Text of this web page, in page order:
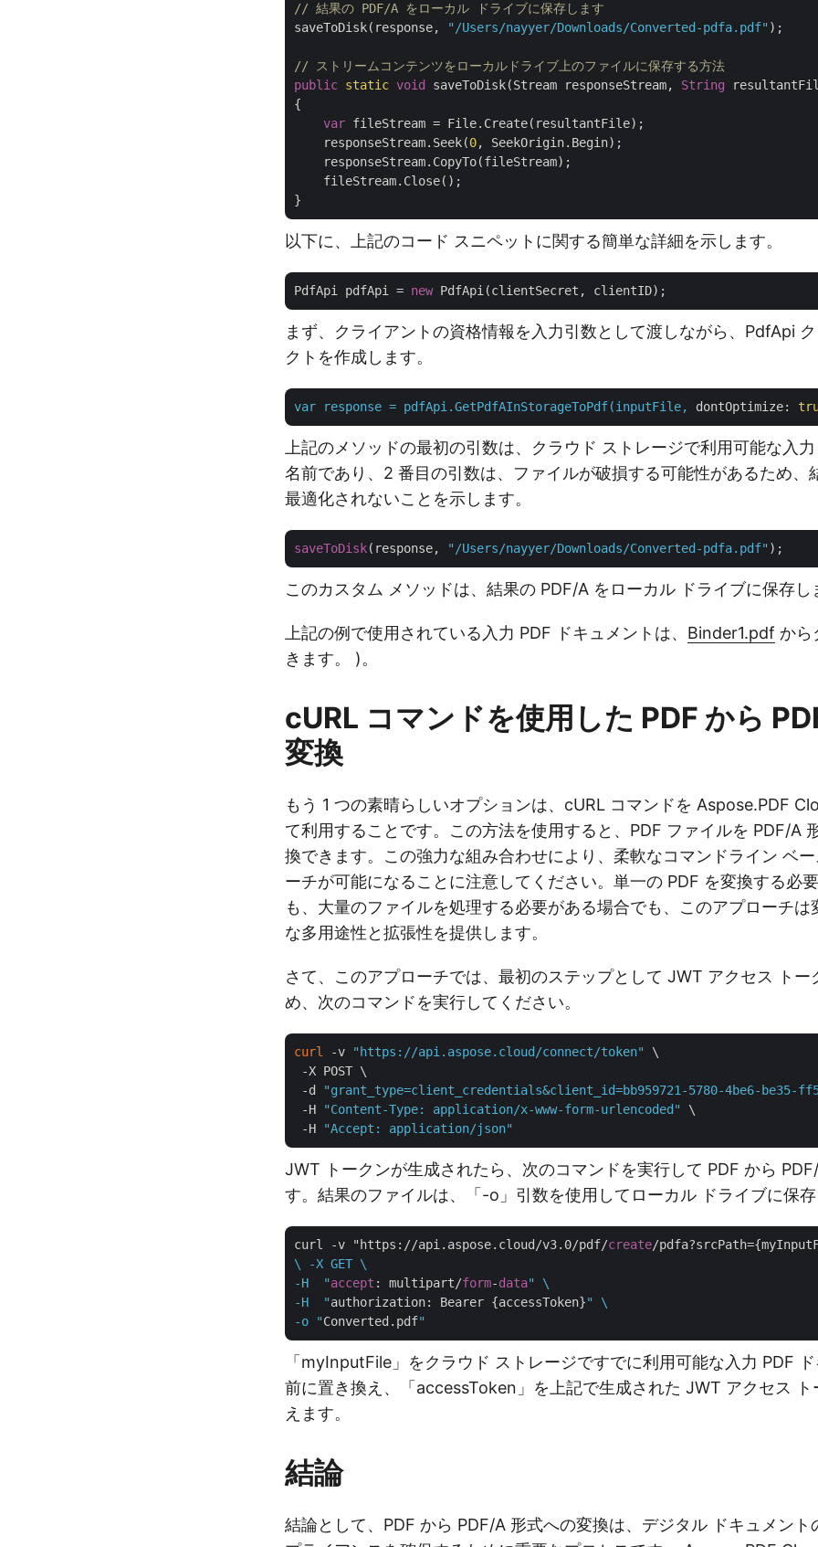
// 結果の PDF/A をローカル ドライブに保存します
saveToDisk(response,
"/Users/nayyer/Downloads/Converted-pdfa.pdf" );
// ストリームコンテンツをローカルドライブ上のファイルに保存する方法
public static void saveToDisk(Stream responseStream, String
{
var fileStream = File.Create(resultantFile);
    responseStream.Seek(
0, SeekOrigin.Begin);
    responseStream.CopyTo(fileStream);
    fileStream.Close();
以下に、上記のコード スニペットに関する簡単な詳細を示します。
PdfApi pdfApi = new
まず、クライアントの資格情報を入力引数として渡しながら、PdfApi
クトを作成します。
var response = pdfApi.GetPdfAInStorageToPdf(inputFile, dontOptimize:
上記のメソッドの最初の引数は、クラウド ストレージで利用可能な入
名前であり、2 番目の引数は、ファイルが破損する可能性があるため、
最適化されないことを示します。
saveToDisk(response, "/Users/nayyer/Downloads/Converted-pdfa.pdf"
このカスタム メソッドは、結果の PDF/A をローカル ドライブに保存し
上記の例で使用されている入力 PDF ドキュメントは、 Binder1.pdf から
きます。 )。
cURL コマンドを使用した PDF から
変換
もう 1 つの素晴らしいオプションは、cURL コマンドを Aspose.PDF
て利用することです。この方法を使用すると、PDF ファイルを PDF/A
換できます。この強力な組み合わせにより、柔軟なコマンドライン ベ
ーチが可能になることに注意してください。単一の PDF を変換する必
も、大量のファイルを処理する必要がある場合でも、このアプローチは
な多用途性と拡張性を提供します。
さて、このアプローチでは、最初のステップとして JWT アクセス トー
め、次のコマンドを実行してください。
curl -v "https://api.aspose.cloud/connect/token"
\
-X POST \
-d
"grant_type=client_credentials&client_id=bb959721-5780-4be6-be35-
-H
"Content-Type: application/x-www-form-urlencoded"
\
-H
"Accept: application/json"
JWT トークンが生成されたら、次のコマンドを実行して PDF から
す。結果のファイルは、「-o」引数を使用してローカル ドライブに保存
curl -v "https://api.aspose.cloud/v3.0/pdf/create/
\ -X GET \
-H  "accept : multipart/form-data" \
-H  "authorization: Bearer {accessToken}" \
-o "Converted.pdf
「myInputFile」をクラウド ストレージですでに利用可能な入力 PDF
前に置き換え、「accessToken」を上記で生成された JWT アクセス ト
えます。
結論
結論として、PDF から PDF/A 形式への変換は、デジタル ドキュメント